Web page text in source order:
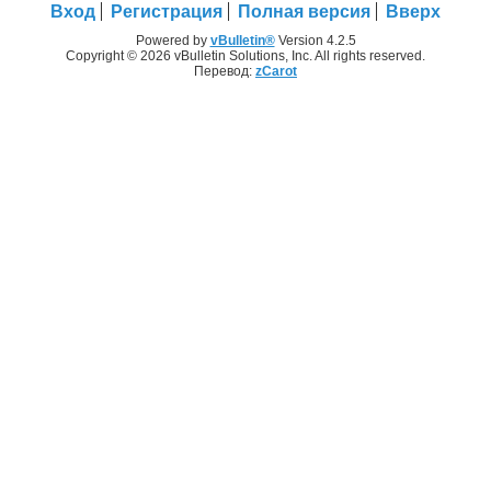
Вход Регистрация Полная версия Вверх
Powered by vBulletin®Version 4.2.5
Copyright © 2026 vBulletin Solutions, Inc. All rights reserved.
Перевод: zCarot